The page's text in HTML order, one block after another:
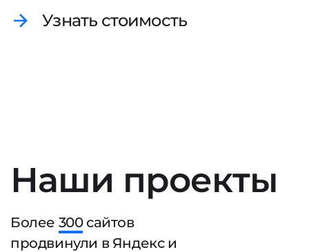
Узнать стоимость
Наши проекты
Более 300сайтов
продвинули в Яндекс и